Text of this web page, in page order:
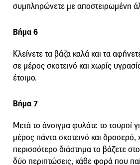
συμπληρώνετε με αποστειρωμένη
Βήμα 6
Κλείνετε τα βάζα καλά και τα
σε μέρος σκοτεινό και χωρίς
έτοιμο.
Βήμα 7
Μετά το άνοιγμα φυλάτε το τουρσί
μέρος πάντα σκοτεινό και δροσερό,
περισσότερο διάστημα το βάζετε
δύο περιπτώσεις, κάθε φορά που